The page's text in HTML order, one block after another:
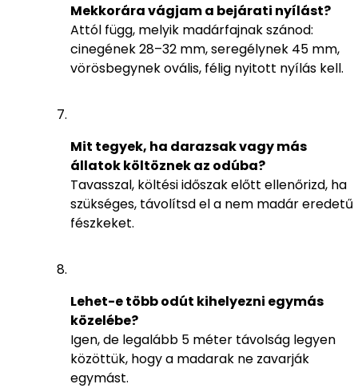
Mekkorára vágjam a bejárati nyílást?
Attól függ, melyik madárfajnak szánod:
cinegének 28–32 mm, seregélynek 45 mm,
vörösbegynek ovális, félig nyitott nyílás kell.
Mit tegyek, ha darazsak vagy más
állatok költöznek az odúba?
Tavasszal, költési időszak előtt ellenőrizd, ha
szükséges, távolítsd el a nem madár eredetű
fészkeket.
Lehet-e több odút kihelyezni egymás
közelébe?
Igen, de legalább 5 méter távolság legyen
közöttük, hogy a madarak ne zavarják
egymást.